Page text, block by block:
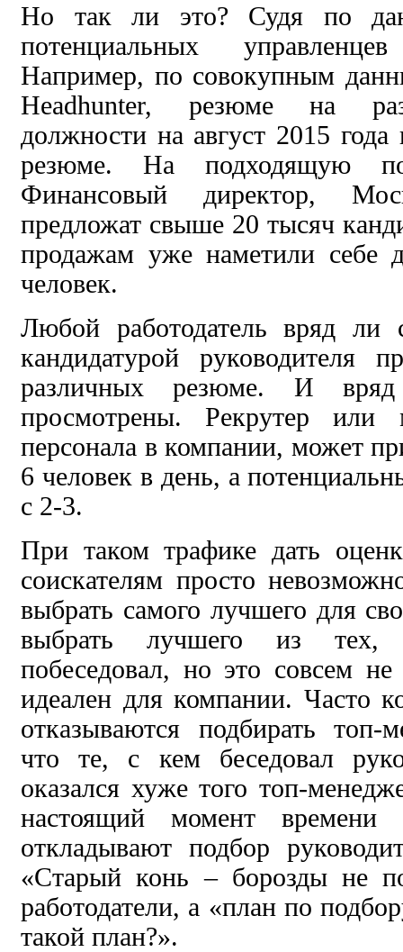
Но так ли это? Судя по
потенциальных
Например, по совокупным
Headhunter, резюме на
должности на август 2015
резюме. На подходящую
Финансовый директор,
предложат свыше 20 тысяч
продажам уже наметили себе
человек.
Любой работодатель вряд ли
кандидатурой руководителя
различных резюме. И
просмотрены. Рекрутер или
персонала в компании, может
6 человек в день, а
с 2-3.
При таком трафике дать
соискателям просто
выбрать самого лучшего для
выбрать лучшего из тех,
побеседовал, но это совсем
идеален для компании. Часто
отказываются подбирать
что те, с кем беседовал
оказался хуже того топ-
настоящий момент
откладывают подбор
«Старый конь – борозды не
работодатели, а «план по
такой план?».